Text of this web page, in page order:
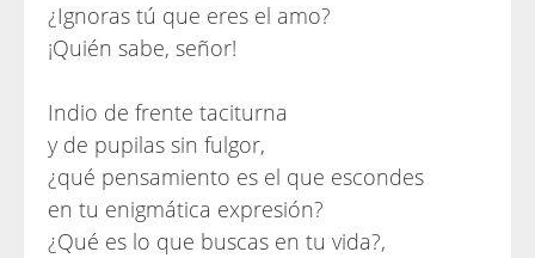
¿Ignoras tú que eres el amo?
¡Quién sabe, señor!
Indio de frente taciturna
y de pupilas sin fulgor,
¿qué pensamiento es el que escondes
en tu enigmática expresión?
¿Qué es lo que buscas en tu vida?,